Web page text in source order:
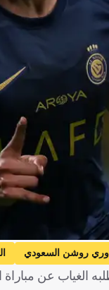
روشن السعودي
الغياب عن